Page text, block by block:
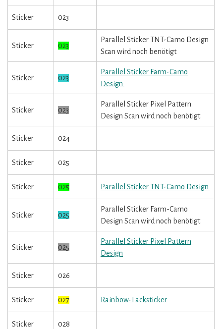
Sticker 023
Sticker 023
Parallel Sticker TNT-Camo Design
Scan wird noch benötigt
Sticker 023
Parallel Sticker Farm-Camo
Design
Sticker 023
Parallel Sticker Pixel Pattern
Design Scan wird noch benötigt
Sticker 024
Sticker 025
Sticker 025 Parallel Sticker TNT-Camo Design
Sticker 025
Parallel Sticker Farm-Camo
Design Scan wird noch benötigt
Sticker 025
Parallel Sticker Pixel Pattern
Design
Sticker 026
Sticker 027 Rainbow-Lacksticker
Sticker 028